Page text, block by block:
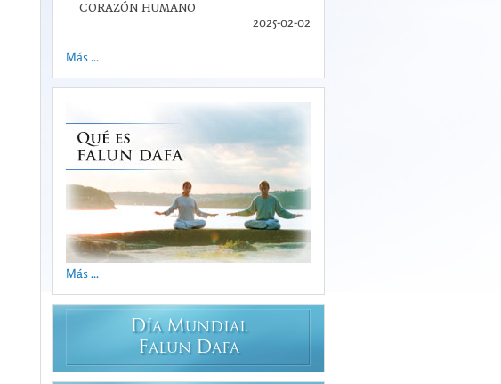
CORAZÓN HUMANO
2025-02-02
Más ...
Más ...
DÍA MUNDIAL
FALUN DAFA